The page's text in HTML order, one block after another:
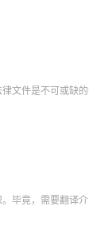
文件是不可或缺
毕竟，需要翻译